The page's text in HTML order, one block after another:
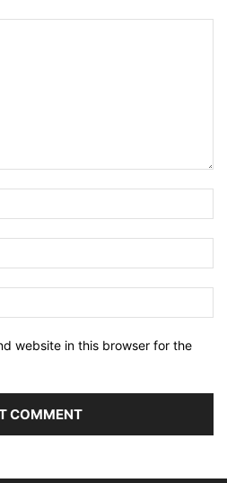
website in this browser for the